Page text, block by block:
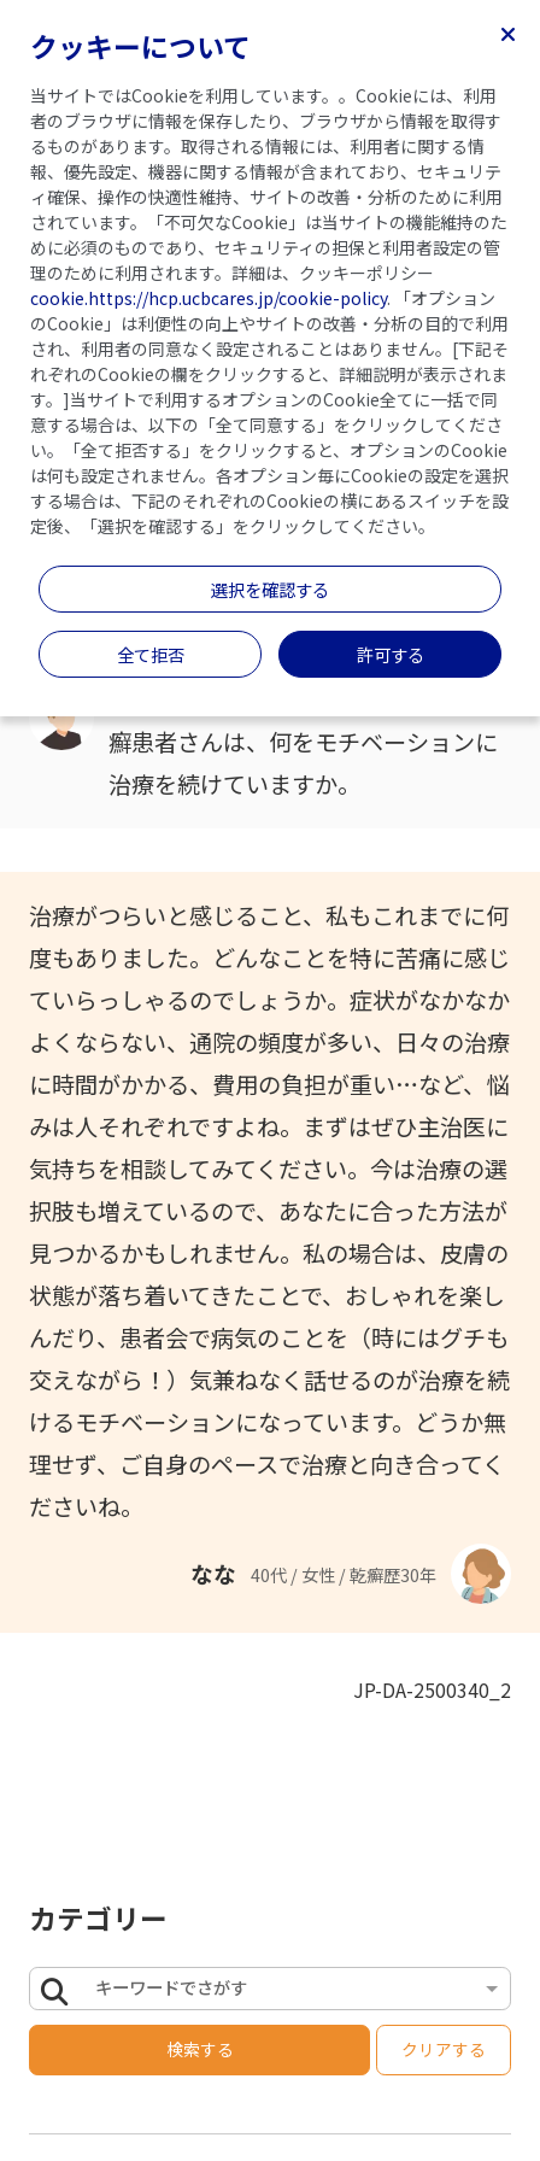
乾癬ガイドブック 記事一覧
青年・壮年期 高齢期
乾癬治療の
モチベーション②
＃中断 ＃メンタルケア
癬患者さんは、何をモチベーションに
治療を続けていますか。
治療がつらいと感じること、私もこれまでに何
度もありました。どんなことを特に苦痛に感じ
ていらっしゃるのでしょうか。症状がなかなか
よくならない、通院の頻度が多い、日々の治療
に時間がかかる、費用の負担が重い…など、悩
みは人それぞれですよね。まずはぜひ主治医に
気持ちを相談してみてください。今は治療の選
択肢も増えているので、あなたに合った方法が
見つかるかもしれません。私の場合は、皮膚の
状態が落ち着いてきたことで、おしゃれを楽し
んだり、患者会で病気のことを（時にはグチも
交えながら！）気兼ねなく話せるのが治療を続
けるモチベーションになっています。どうか無
理せず、ご自身のペースで治療と向き合ってく
ださいね。
なな 40代 / 女性 / 乾癬歴30年
JP-DA-2500340_2
カテゴリー
キーワードでさがす
検索する クリアする
クッキーについて
当サイトではCookieを利用しています。。Cookieには、利用
者のブラウザに情報を保存したり、ブラウザから情報を取得す
るものがあります。取得される情報には、利用者に関する情
報、優先設定、機器に関する情報が含まれており、セキュリテ
ィ確保、操作の快適性維持、サイトの改善・分析のために利用
されています。「不可欠なCookie」は当サイトの機能維持のた
めに必須のものであり、セキュリティの担保と利用者設定の管
理のために利用されます。詳細は、クッキーポリシー
cookie.https://hcp.ucbcares.jp/cookie-policy. 「オプション
のCookie」は利便性の向上やサイトの改善・分析の目的で利用
され、利用者の同意なく設定されることはありません。[下記そ
れぞれのCookieの欄をクリックすると、詳細説明が表示されま
す。]当サイトで利用するオプションのCookie全てに一括で同
意する場合は、以下の「全て同意する」をクリックしてくださ
い。「全て拒否する」をクリックすると、オプションのCookie
は何も設定されません。各オプション毎にCookieの設定を選択
する場合は、下記のそれぞれのCookieの横にあるスイッチを設
定後、「選択を確認する」をクリックしてください。
全て拒否
選択を確認する
許可する